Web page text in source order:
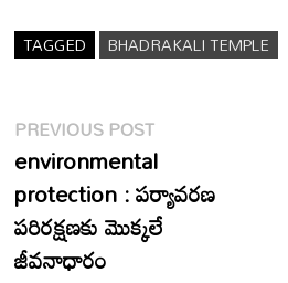
TAGGED BHADRAKALI TEMPLE
Post
navigation
PREVIOUS POSTPrevious
post:
environmental
protection : పర్యావరణ
పరిరక్షణకు మొక్కలే
జీవనాధారం